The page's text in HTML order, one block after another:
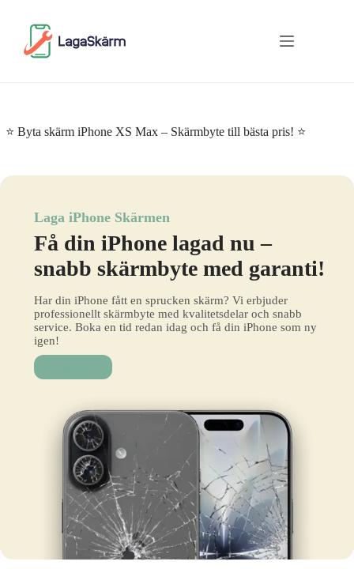
⭐ Byta skärm iPhone XS Max – Skärmbyte till bästa pris! ⭐
Laga iPhone Skärmen
Få din iPhone lagad nu –
snabb skärmbyte med garanti!
Har din iPhone fått en sprucken skärm? Vi erbjuder
professionellt skärmbyte med kvalitetsdelar och snabb
service. Boka en tid redan idag och få din iPhone som ny
igen!